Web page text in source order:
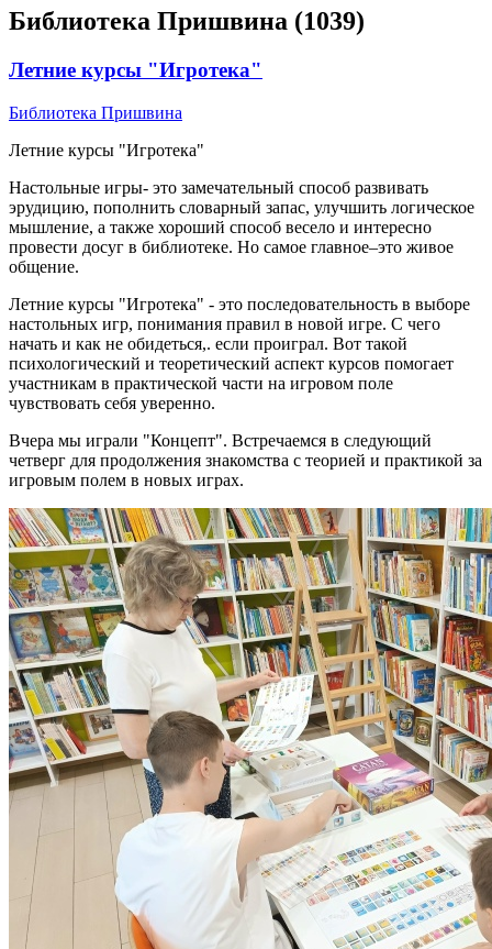
Библиотека Пришвина (1039)
Летние курсы "Игротека"
Библиотека Пришвина
Летние курсы "Игротека"
Настольные игры- это замечательный способ развивать
эрудицию, пополнить словарный запас, улучшить логическое
мышление, а также хороший способ весело и интересно
провести досуг в библиотеке. Но самое главное–это живое
общение.
Летние курсы "Игротека" - это последовательность в выборе
настольных игр, понимания правил в новой игре. С чего
начать и как не обидеться,. если проиграл. Вот такой
психологический и теоретический аспект курсов помогает
участникам в практической части на игровом поле
чувствовать себя уверенно.
Вчера мы играли "Концепт". Встречаемся в следующий
четверг для продолжения знакомства с теорией и практикой за
игровым полем в новых играх.